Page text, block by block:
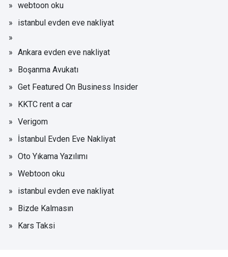
webtoon oku
istanbul evden eve nakliyat
Ankara evden eve nakliyat
Boşanma Avukatı
Get Featured On Business Insider
KKTC rent a car
Verigom
İstanbul Evden Eve Nakliyat
Oto Yıkama Yazılımı
Webtoon oku
istanbul evden eve nakliyat
Bizde Kalmasın
Kars Taksi